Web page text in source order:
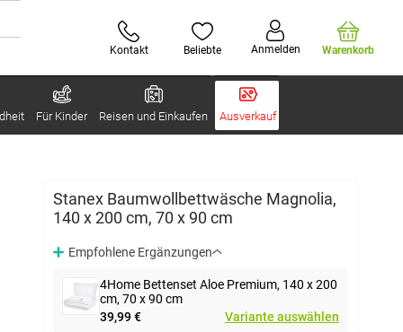
Kontakt Beliebte Anmelden Warenkorb
Für Kinder Reisen und Einkaufen Ausverkauf
Stanex Baumwollbettwäsche Magnolia,
140 x 200 cm, 70 x 90 cm
Empfohlene Ergänzungen
4Home Bettenset Aloe Premium, 140 x 200
cm, 70 x 90 cm
39,99 €
Variante auswählen